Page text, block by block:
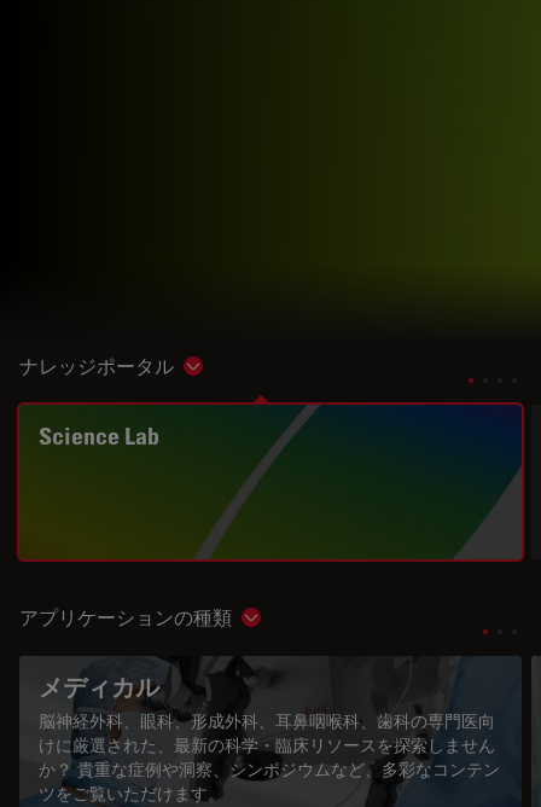
ナレッジポータル Show subnavigation
Science Lab
アプリケーションの種類 Show subnavigation
メディカル
脳神経外科、眼科、形成外科、耳鼻咽喉科、歯科の専門医向
けに厳選された、最新の科学・臨床リソースを探索しません
か？ 貴重な症例や洞察、シンポジウムなど、多彩なコンテン
ツをご覧いただけます。